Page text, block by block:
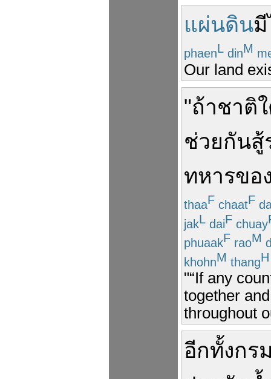
แผ่นดินมี
phaenL dinM
Our land
"ถ้าชาติ
ช่วยกันสู้
ทหารขอ
thaaF chaatF
jakL daiF chuay
phuaakF raoM
khohnM thangH
"“If any
together
throughout
อีกทั้งกร